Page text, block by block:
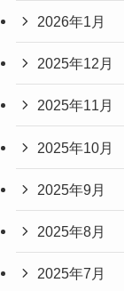
2026年1月
2025年12月
2025年11月
2025年10月
2025年9月
2025年8月
2025年7月